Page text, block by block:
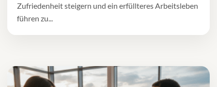
Zufriedenheit steigern und ein erfüllteres Arbeitsleben
führen zu...